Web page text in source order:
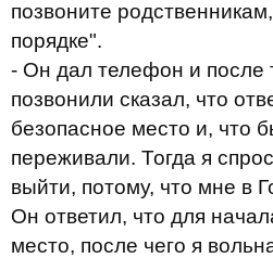
позвоните
порядке".
- Он дал телефон и после
позвонили сказал, что
безопасное место и, что
переживали. Тогда я
выйти, потому, что мне в
Он ответил, что для
место, после чего я